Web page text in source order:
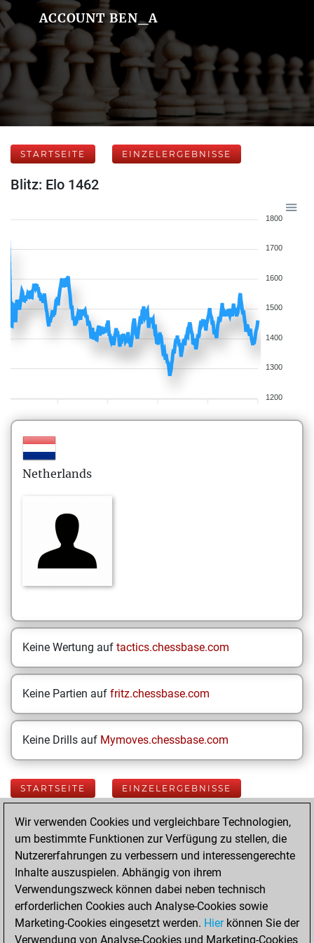
ACCOUNT BEN_A
STARTSEITE EINZELERGEBNISSE
Blitz: Elo 1462
1800
1700
1600
1500
1400
1300
1200
Netherlands
Keine Wertung auf tactics.chessbase.com
Keine Partien auf fritz.chessbase.com
Keine Drills auf Mymoves.chessbase.com
STARTSEITE EINZELERGEBNISSE
Your Latest App
Activity
Freitag, Juli 24,
2026
Wir verwenden Cookies und vergleichbare Technologien,
um bestimmte Funktionen zur Verfügung zu stellen, die
Nutzererfahrungen zu verbessern und interessengerechte
Inhalte auszuspielen. Abhängig von ihrem
Verwendungszweck können dabei neben technisch
erforderlichen Cookies auch Analyse-Cookies sowie
Marketing-Cookies eingesetzt werden. Hierkönnen Sie der
Verwendung von Analyse-Cookies und Marketing-Cookies